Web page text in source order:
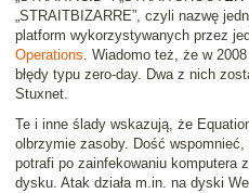
„STRAITBIZARRE”, czyli nazwę
platform wykorzystywanych przez
Operations. Wiadomo też, że w
błędy typu zero-day. Dwa z nich
Stuxnet.
Te i inne ślady wskazują, że
olbrzymie zasoby. Dość
potrafi po zainfekowaniu komputera
dysku. Atak działa m.in. na dyski